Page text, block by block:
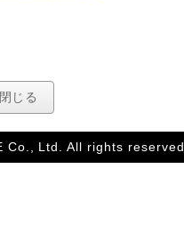
閉じる
Co., Ltd. All rights reserved